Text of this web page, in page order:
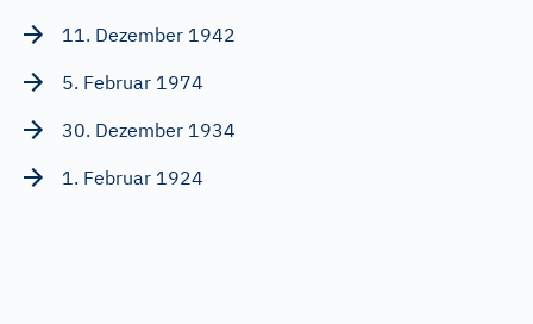
11. Dezember 1942
5. Februar 1974
30. Dezember 1934
1. Februar 1924